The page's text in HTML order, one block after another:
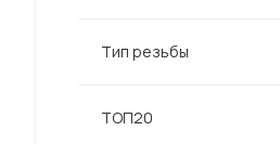
Тип резьбы
ТОП20